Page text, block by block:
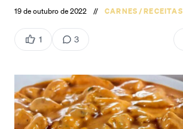
19 de outubro de 2022 // CARNES/RECEITAS
1 3